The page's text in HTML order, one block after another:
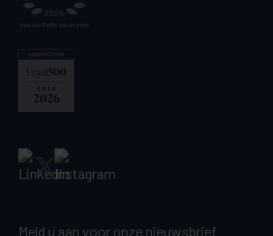
Meld u aan voor onze nieuwsbrief